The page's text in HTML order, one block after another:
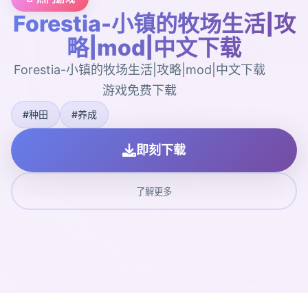
Forestia-小镇的牧场生活|攻
略|mod|中文下载
Forestia-小镇的牧场生活|攻略|mod|中文下载
游戏免费下载
#种田 #养成
即刻下载
了解更多